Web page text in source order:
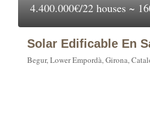
4.400.000€/22 houses ~
Solar Edificable En
Begur, Lower Empordà, Girona,